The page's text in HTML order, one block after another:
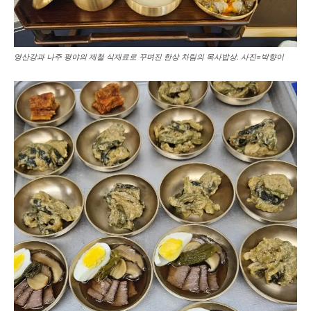
영산강과 나주 평야의 제철 식재료로 꾸며진 한상 차림의 목사밥상. 사진=박향이